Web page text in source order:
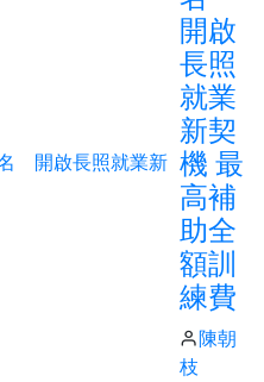
開啟
長照
就業
新契
機 最
高補
助全
額訓
練費
陳朝
枝